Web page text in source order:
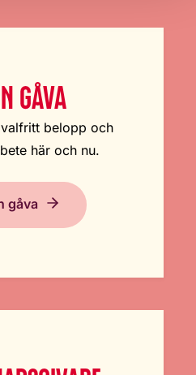
GÅVA
belopp och
här och nu.
gåva